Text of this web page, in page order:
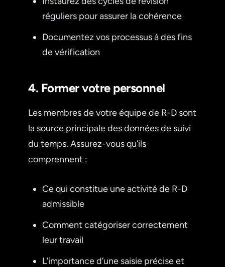
réguliers pour assurer la cohérence
Documentez vos processus à des fins
de vérification
4. Former votre personnel
Les membres de votre équipe de R-D sont
la source principale des données de suivi
du temps. Assurez-vous qu’ils
comprennent :
Ce qui constitue une activité de R-D
admissible
Comment catégoriser correctement
leur travail
L’importance d’une saisie précise et